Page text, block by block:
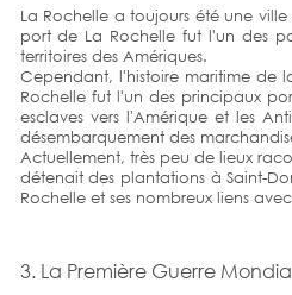
La Rochelle a toujours été une
port de La Rochelle fut l'un des
territoires des Amériques.
Cependant, l'histoire maritime de
Rochelle fut l'un des principaux
esclaves vers l'Amérique et les
désembarquement des
Actuellement, très peu de lieux
détenait des plantations à Saint-
Rochelle et ses nombreux liens
3. La Première Guerre